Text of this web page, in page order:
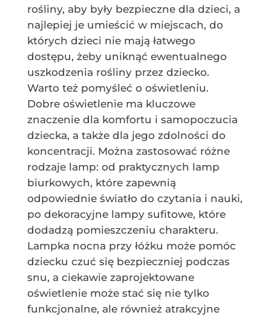
rośliny, aby były bezpieczne dla dzieci, a
najlepiej je umieścić w miejscach, do
których dzieci nie mają łatwego
dostępu, żeby uniknąć ewentualnego
uszkodzenia rośliny przez dziecko.
Warto też pomyśleć o oświetleniu.
Dobre oświetlenie ma kluczowe
znaczenie dla komfortu i samopoczucia
dziecka, a także dla jego zdolności do
koncentracji. Można zastosować różne
rodzaje lamp: od praktycznych lamp
biurkowych, które zapewnią
odpowiednie światło do czytania i nauki,
po dekoracyjne lampy sufitowe, które
dodadzą pomieszczeniu charakteru.
Lampka nocna przy łóżku może pomóc
dziecku czuć się bezpieczniej podczas
snu, a ciekawie zaprojektowane
oświetlenie może stać się nie tylko
funkcjonalne, ale również atrakcyjne